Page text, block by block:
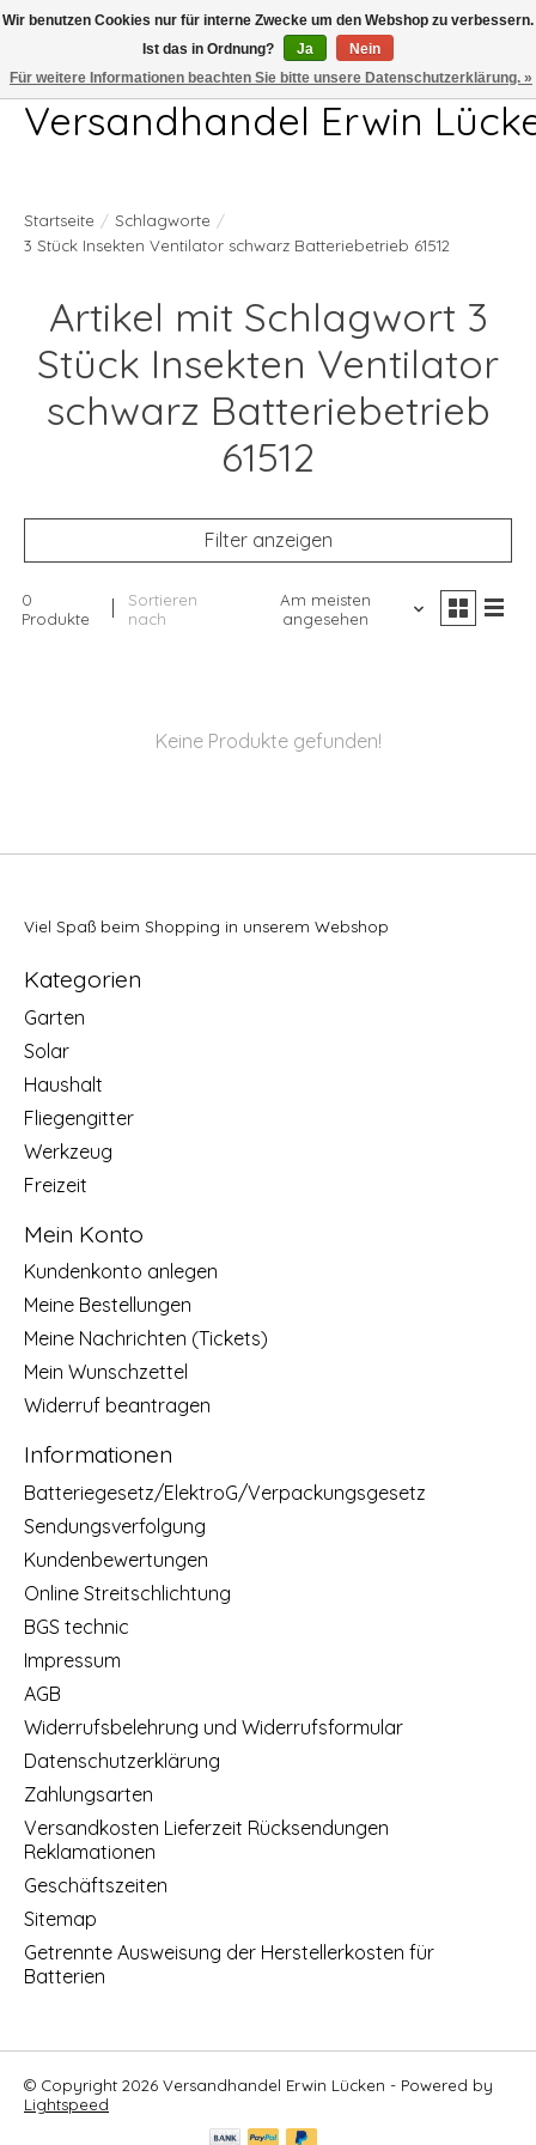
Telefon 04407 715872 MO-DO 7.00-17.00Uhr FR 7.00-13.00Uhr
Versandhandel Erwin
Startseite / Schlagworte /
3 Stück Insekten Ventilator schwarz Batteriebetrieb 61512
Artikel mit Schlagwort 3
Stück Insekten Ventilator
schwarz Batteriebetrieb
61512
Filter anzeigen
0
Produkte
Sortieren
nach
Am meisten
angesehen
Keine Produkte gefunden!
Viel Spaß beim Shopping in unserem Webshop
Kategorien
Garten
Solar
Haushalt
Fliegengitter
Werkzeug
Freizeit
Mein Konto
Kundenkonto anlegen
Meine Bestellungen
Meine Nachrichten (Tickets)
Mein Wunschzettel
Widerruf beantragen
Informationen
Batteriegesetz/ElektroG/Verpackungsgesetz
Sendungsverfolgung
Kundenbewertungen
Online Streitschlichtung
BGS technic
Impressum
AGB
Widerrufsbelehrung und Widerrufsformular
Datenschutzerklärung
Zahlungsarten
Versandkosten Lieferzeit Rücksendungen
Reklamationen
Geschäftszeiten
Sitemap
Getrennte Ausweisung der Herstellerkosten für
Batterien
© Copyright 2026 Versandhandel Erwin Lücken - Powered by
Lightspeed
Wir benutzen Cookies nur für interne Zwecke um den Webshop zu verbessern.
Ist das in Ordnung?
Ja
Nein
Für weitere Informationen beachten Sie bitte unsere Datenschutzerklärung. »